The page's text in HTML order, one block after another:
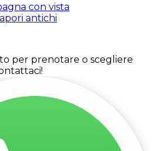
con vista
antichi
per prenotare o scegliere